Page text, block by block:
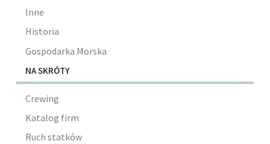
Inne
Historia
Gospodarka Morska
NA SKRÓTY
Crewing
Katalog firm
Ruch statków